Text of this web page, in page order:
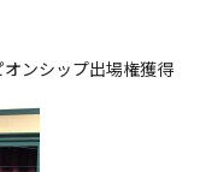
ンシップ出場権獲得